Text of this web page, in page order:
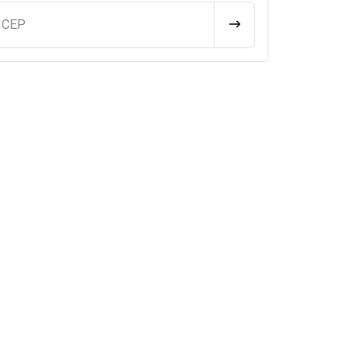
CALCULAR FRETE